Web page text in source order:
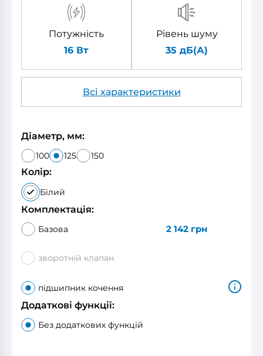
Потужність
16 Вт
Рівень шуму
35 дБ(А)
Всі характеристики
Діаметр, мм:
100 125 150
Колір:
Білий
Комплектація:
Базова 2 142 грн
зворотній клапан
підшипник кочення
Додаткові функції:
Без додаткових функцій